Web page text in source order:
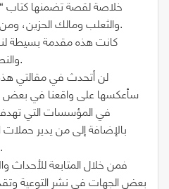
خلاصة لقصة تضمنها كتاب
والثعلب ومالك الحزين، ومن المؤكد بأنها معروفة للكثيرين.
كانت هذه مقدمة بسيطة لنا
والنصيحة لغيرنا ونهمله عن أنفسنا.
لن أتحدث في مقالتي
سأعكسها على واقعنا في بعض
في المؤسسات التي
بالإضافة إلى من يدير
فئات مختلفة في المجتمعات.
فمن خلال المتابعة للأحداث
بعض الجهات في نشر التوعية